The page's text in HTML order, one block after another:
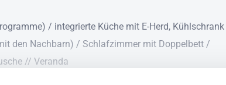
/ integrierte Küche mit E-Herd, Kühlschrank
den Nachbarn) / Schlafzimmer mit Doppelbett /
// Veranda